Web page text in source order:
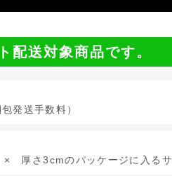
配送対象商品です。
発送手数料）
さ3cmのパッケージに入るサ